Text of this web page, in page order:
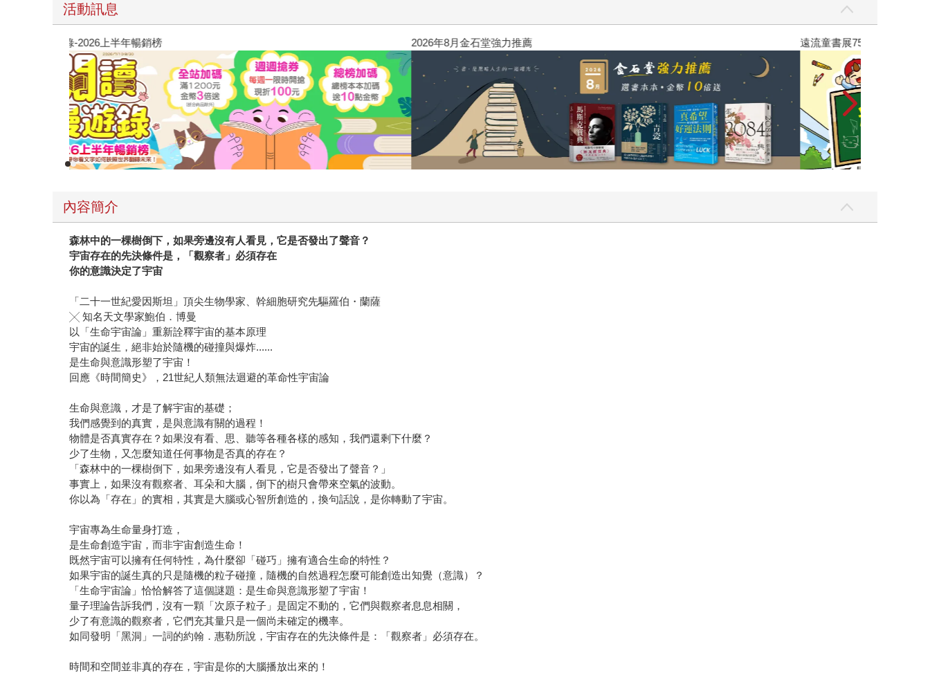
活動訊息
閱讀漫遊錄-2026上半年暢銷榜 2026年8月金石堂強力推薦 遠流童書展75折
內容簡介
森林中的一棵樹倒下，如果旁邊沒有人看見，它是否發出了聲音？
宇宙存在的先決條件是，「觀察者」必須存在
你的意識決定了宇宙
「二十一世紀愛因斯坦」頂尖生物學家、幹細胞研究先驅羅伯・蘭薩
╳ 知名天文學家鮑伯．博曼
以「生命宇宙論」重新詮釋宇宙的基本原理
宇宙的誕生，絕非始於隨機的碰撞與爆炸......
是生命與意識形塑了宇宙！
回應《時間簡史》，21世紀人類無法迴避的革命性宇宙論
生命與意識，才是了解宇宙的基礎；
我們感覺到的真實，是與意識有關的過程！
物體是否真實存在？如果沒有看、思、聽等各種各樣的感知，我們還剩下什麼？
少了生物，又怎麼知道任何事物是否真的存在？
「森林中的一棵樹倒下，如果旁邊沒有人看見，它是否發出了聲音？」
事實上，如果沒有觀察者、耳朵和大腦，倒下的樹只會帶來空氣的波動。
你以為「存在」的實相，其實是大腦或心智所創造的，換句話說，是你轉動了宇宙。
宇宙專為生命量身打造，
是生命創造宇宙，而非宇宙創造生命！
既然宇宙可以擁有任何特性，為什麼卻「碰巧」擁有適合生命的特性？
如果宇宙的誕生真的只是隨機的粒子碰撞，隨機的自然過程怎麼可能創造出知覺（意識）？
「生命宇宙論」恰恰解答了這個謎題：是生命與意識形塑了宇宙！
量子理論告訴我們，沒有一顆「次原子粒子」是固定不動的，它們與觀察者息息相關，
少了有意識的觀察者，它們充其量只是一個尚未確定的機率。
如同發明「黑洞」一詞的約翰．惠勒所說，宇宙存在的先決條件是：「觀察者」必須存在。
時間和空間並非真的存在，宇宙是你的大腦播放出來的！